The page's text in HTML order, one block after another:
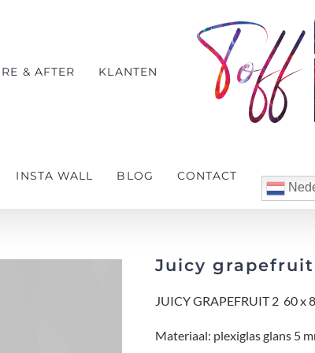
& AFTER KLANTEN
INSTA WALL BLOG CONTACT
Juicy
JUICY GRAPEFRUIT 2 60 x
Materiaal: plexiglas glans 5